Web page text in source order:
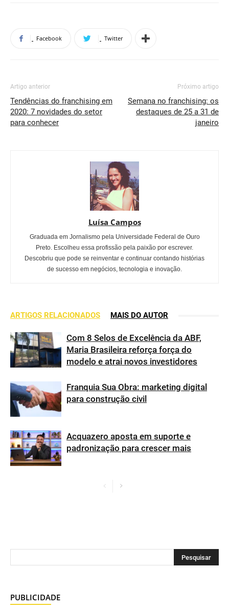
Facebook Twitter
Artigo anterior
Tendências do franchising em
2020: 7 novidades do setor
para conhecer
Próximo artigo
Semana no franchising: os
destaques de 25 a 31 de
janeiro
Luísa Campos
Graduada em Jornalismo pela Universidade Federal de Ouro
Preto. Escolheu essa profissão pela paixão por escrever.
Descobriu que pode se reinventar e continuar contando histórias
de sucesso em negócios, tecnologia e inovação.
ARTIGOS RELACIONADOS MAIS DO AUTOR
Com 8 Selos de Excelência da ABF,
Maria Brasileira reforça força do
modelo e atrai novos investidores
Franquia Sua Obra: marketing digital
para construção civil
Acquazero aposta em suporte e
padronização para crescer mais
PUBLICIDADE